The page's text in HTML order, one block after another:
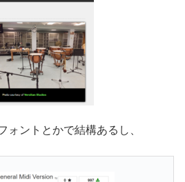
ォントとかで結構あるし、